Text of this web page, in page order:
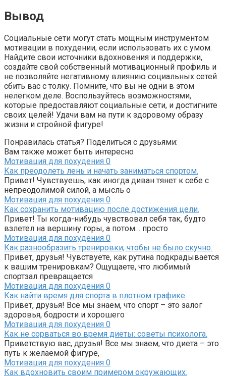
Вывод
Социальные сети могут стать мощным инструментом
мотивации в похудении, если использовать их с умом.
Найдите свои источники вдохновения и поддержки,
создайте свой собственный мотивационный профиль и
не позволяйте негативному влиянию социальных сетей
сбить вас с толку. Помните, что вы не одни в этом
нелегком деле. Воспользуйтесь возможностями,
которые предоставляют социальные сети, и достигните
своих целей! Удачи вам на пути к здоровому образу
жизни и стройной фигуре!
Понравилась статья? Поделиться с друзьями:
Вам также может быть интересно
Мотивация для похудения 0
Как преодолеть лень и начать заниматься спортом.
Привет! Чувствуешь, как иногда диван тянет к себе с
непреодолимой силой, а мысль о
Мотивация для похудения 0
Как сохранить мотивацию после достижения цели.
Привет! Ты когда-нибудь чувствовал себя так, будто
взлетел на вершину горы, а потом… просто
Мотивация для похудения 0
Как разнообразить тренировки, чтобы не было скучно.
Привет, друзья! Чувствуете, как рутина подкрадывается
к вашим тренировкам? Ощущаете, что любимый
спортзал превращается
Мотивация для похудения 0
Как найти время для спорта в плотном графике.
Привет, друзья! Все мы знаем, что спорт – это залог
здоровья, бодрости и хорошего
Мотивация для похудения 0
Как не сорваться во время диеты: советы психолога.
Приветствую вас, друзья! Все мы знаем, что диета – это
путь к желаемой фигуре,
Мотивация для похудения 0
Как вдохновить своим примером окружающих.